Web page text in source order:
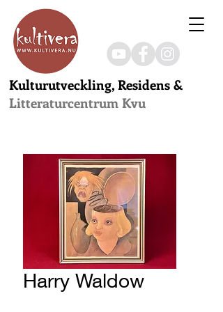
Kulturutveckling, Residens &
Litteraturcentrum Kvu
Harry Waldow